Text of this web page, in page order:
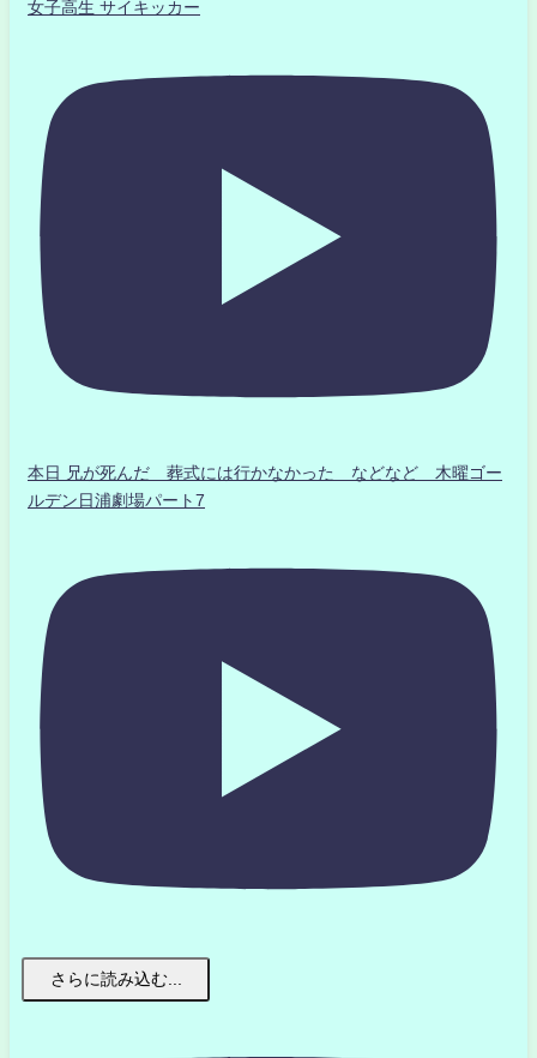
女子高生 サイキッカー
本日 兄が死んだ 葬式には行かなかった などなど 木曜ゴー
ルデン日浦劇場パート7
さらに読み込む...